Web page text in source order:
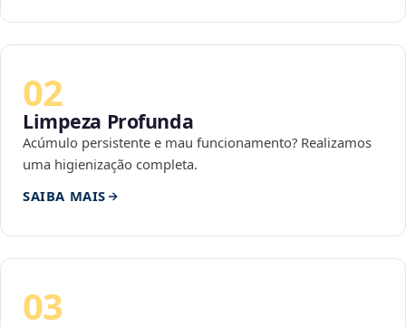
02
Limpeza Profunda
Acúmulo persistente e mau funcionamento? Realizamos
uma higienização completa.
SAIBA MAIS
03